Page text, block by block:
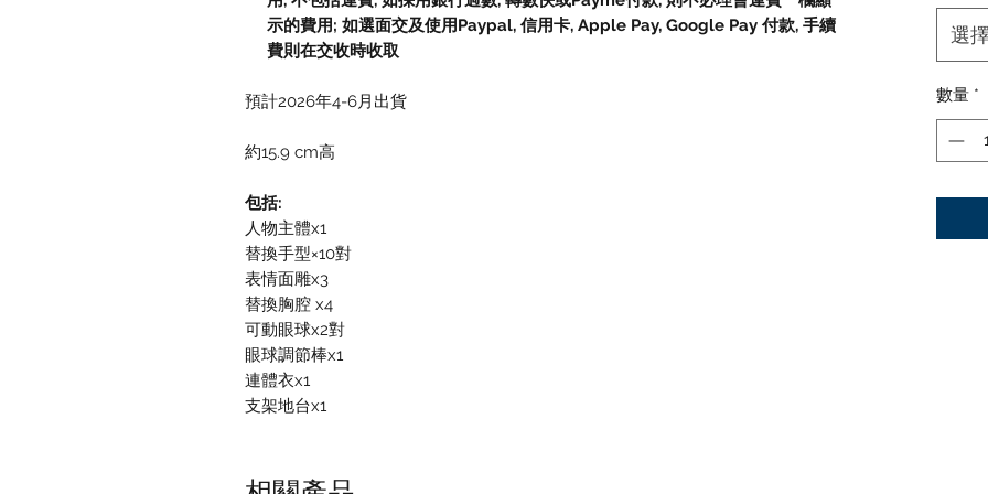
示的費用; 如選面交及使用Paypal, 信用卡, Apple Pay, Google Pay 付款, 手續
費則在交收時收取
預計2026年4-6月出貨
約15.9 cm高
包括:
人物主體x1
替換手型×10對
表情面雕x3
替換胸腔 x4
可動眼球x2對
眼球調節棒x1
連體衣x1
支架地台x1
選
數量 *